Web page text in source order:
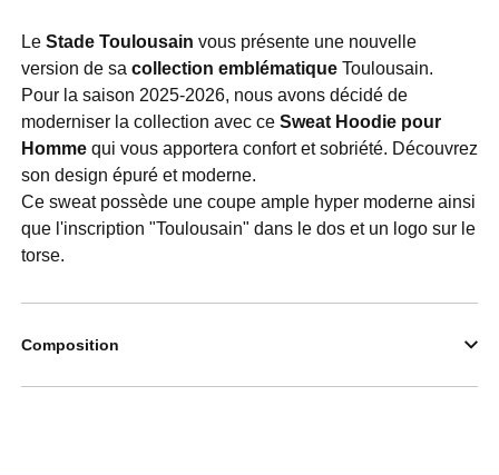
Le Stade Toulousain vous présente une nouvelle
version de sa collection emblématiqueToulousain.
Pour la saison 2025-2026, nous avons décidé de
moderniser la collection avec ce Sweat Hoodie pour
Homme qui vous apportera confort et sobriété. Découvrez
son design épuré et moderne.
Ce sweat possède une coupe ample hyper moderne ainsi
que l'inscription "Toulousain" dans le dos et un logo sur le
torse.
Composition